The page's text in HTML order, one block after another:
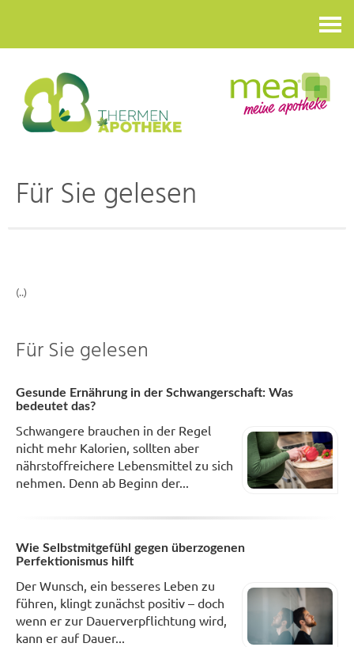
Für Sie gelesen
(..)
Für Sie gelesen
Gesunde Ernährung in der Schwangerschaft: Was
bedeutet das?
Schwangere brauchen in der Regel
nicht mehr Kalorien, sollten aber
nährstoffreichere Lebensmittel zu sich
nehmen. Denn ab Beginn der...
Wie Selbstmitgefühl gegen überzogenen
Perfektionismus hilft
Der Wunsch, ein besseres Leben zu
führen, klingt zunächst positiv – doch
wenn er zur Dauerverpflichtung wird,
kann er auf Dauer...